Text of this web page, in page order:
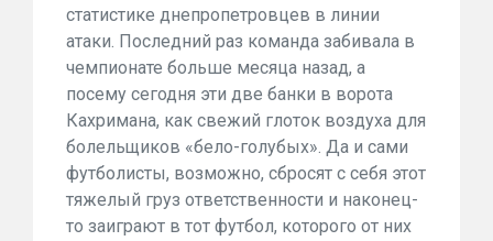
статистике днепропетровцев в линии
атаки. Последний раз команда забивала в
чемпионате больше месяца назад, а
посему сегодня эти две банки в ворота
Кахримана, как свежий глоток воздуха для
болельщиков «бело-голубых». Да и сами
футболисты, возможно, сбросят с себя этот
тяжелый груз ответственности и наконец-
то заиграют в тот футбол, которого от них